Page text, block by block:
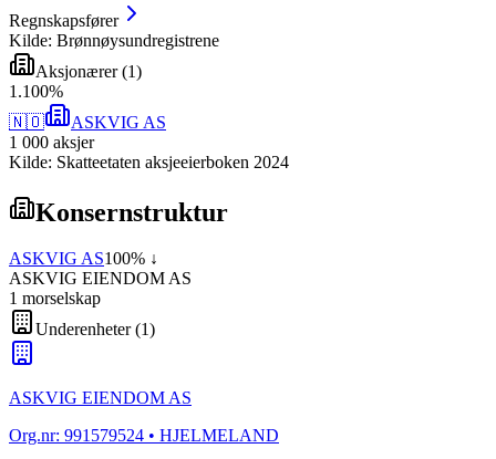
Regnskapsfører
Kilde: Brønnøysundregistrene
Aksjonærer(1)
1 .100%
🇳🇴
ASKVIG AS
1 000 aksjer
Kilde: Skatteetaten aksjeeierboken 2024
Konsernstruktur
ASKVIG AS100% ↓
ASKVIG EIENDOM AS
1 morselskap
Underenheter(1)
ASKVIG EIENDOM AS
Org.nr: 991579524 • HJELMELAND